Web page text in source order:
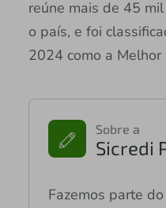
reúne mais de 45
o país, e foi
2024 como a
Sobre a
Sicredi
Fazemos parte